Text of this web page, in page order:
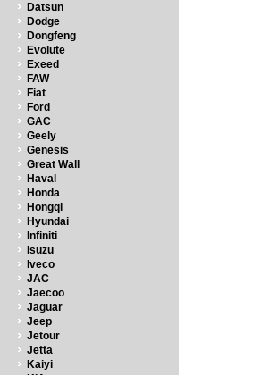
Datsun
Dodge
Dongfeng
Evolute
Exeed
FAW
Fiat
Ford
GAC
Geely
Genesis
Great Wall
Haval
Honda
Hongqi
Hyundai
Infiniti
Isuzu
Iveco
JAC
Jaecoo
Jaguar
Jeep
Jetour
Jetta
Kaiyi